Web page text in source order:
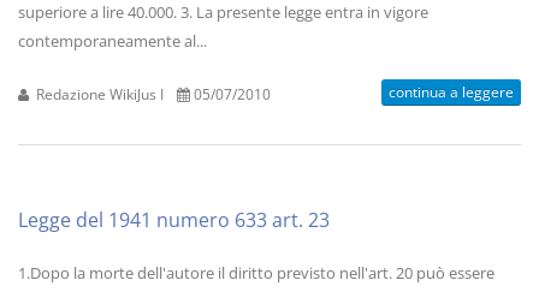
superiore a lire 40.000. 3. La presente legge entra in vigore
contemporaneamente al...
Redazione WikiJus I 05/07/2010 continua a leggere
Legge del 1941 numero 633 art. 23
1.Dopo la morte dell'autore il diritto previsto nell'art. 20 può essere